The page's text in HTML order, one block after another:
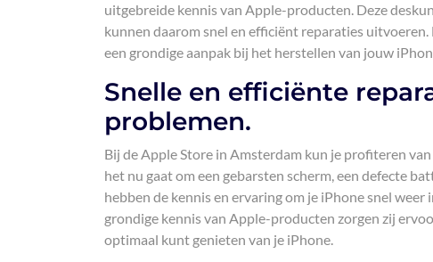
uitgebreide kennis van Apple-producten. Deze
kunnen daarom snel en efficiënt reparaties
een grondige aanpak bij het herstellen van jouw
Snelle en efficiënte
problemen.
Bij de Apple Store in Amsterdam kun je profiteren
het nu gaat om een gebarsten scherm, een defecte
hebben de kennis en ervaring om je iPhone snel
grondige kennis van Apple-producten zorgen zij
optimaal kunt genieten van je iPhone.